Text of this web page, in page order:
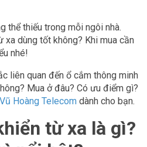
thể thiếu trong mỗi ngôi nhà.
xa dùng tốt không? Khi mua cần
nhé!
liên quan đến ổ cắm thông minh
Mua ở đâu? Có ưu điểm gì?
Vũ Hoàng Telecom dành cho bạn.
từ xa là gì?